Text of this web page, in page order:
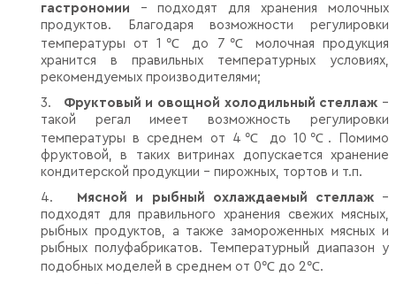
гастрономии – подходят для хранения молочных
продуктов. Благодаря возможности регулировки
температуры от 1℃ до 7℃ молочная продукция
хранится в правильных температурных условиях,
рекомендуемых производителями;
3.
Фруктовый и овощной холодильный стеллаж –
такой регал имеет возможность регулировки
температуры в среднем от 4℃ до 10℃. Помимо
фруктовой, в таких витринах допускается хранение
кондитерской продукции – пирожных, тортов и т.п.
4.
Мясной и рыбный охлаждаемый стеллаж –
подходят для правильного хранения свежих мясных,
рыбных продуктов, а также замороженных мясных и
рыбных полуфабрикатов. Температурный диапазон у
подобных моделей в среднем от 0℃ до 2℃.